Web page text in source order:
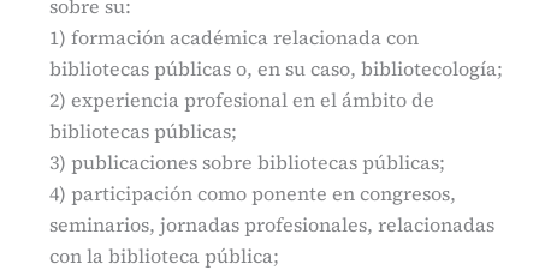
sobre su:
1) formación académica relacionada con
bibliotecas públicas o, en su caso, bibliotecología;
2) experiencia profesional en el ámbito de
bibliotecas públicas;
3) publicaciones sobre bibliotecas públicas;
4) participación como ponente en congresos,
seminarios, jornadas profesionales, relacionadas
con la biblioteca pública;